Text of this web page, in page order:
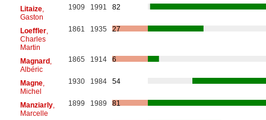
Litaize,
Gaston
1909 1991 82
Loeffler,
Charles
Martin
1861 1935 27
Magnard,
Albéric
1865 1914 6
Magne,
Michel
1930 1984 54
Manziarly,
Marcelle
1899 1989 81